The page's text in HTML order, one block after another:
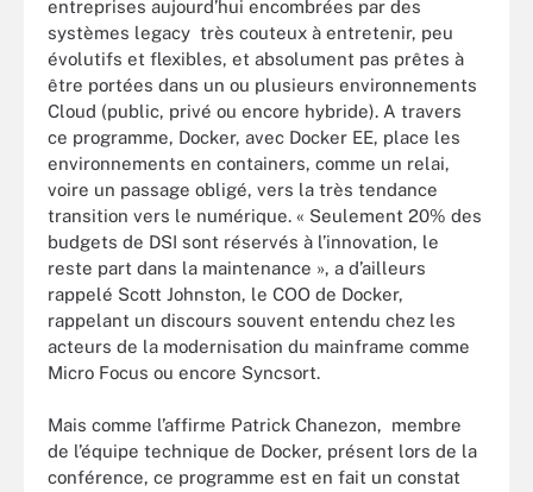
entreprises aujourd’hui encombrées par des
systèmes legacy très couteux à entretenir, peu
évolutifs et flexibles, et absolument pas prêtes à
être portées dans un ou plusieurs environnements
Cloud (public, privé ou encore hybride). A travers
ce programme, Docker, avec Docker EE, place les
environnements en containers, comme un relai,
voire un passage obligé, vers la très tendance
transition vers le numérique. « Seulement 20% des
budgets de DSI sont réservés à l’innovation, le
reste part dans la maintenance », a d’ailleurs
rappelé Scott Johnston, le COO de Docker,
rappelant un discours souvent entendu chez les
acteurs de la modernisation du mainframe comme
Micro Focus ou encore Syncsort.
Mais comme l’affirme Patrick Chanezon, membre
de l’équipe technique de Docker, présent lors de la
conférence, ce programme est en fait un constat